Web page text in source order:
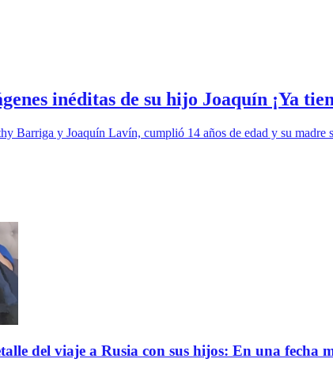
inéditas de su hijo Joaquín ¡Ya
Barriga y Joaquín Lavín, cumplió 14 años de edad y su madre
del viaje a Rusia con sus hijos: En una fecha